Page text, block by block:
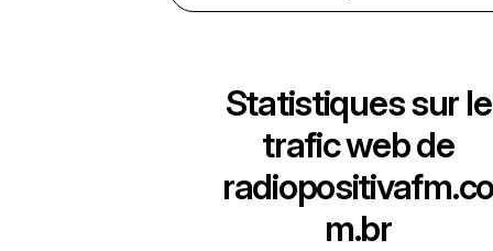
Statistiques sur le
trafic web de
radiopositivafm.co
m.br